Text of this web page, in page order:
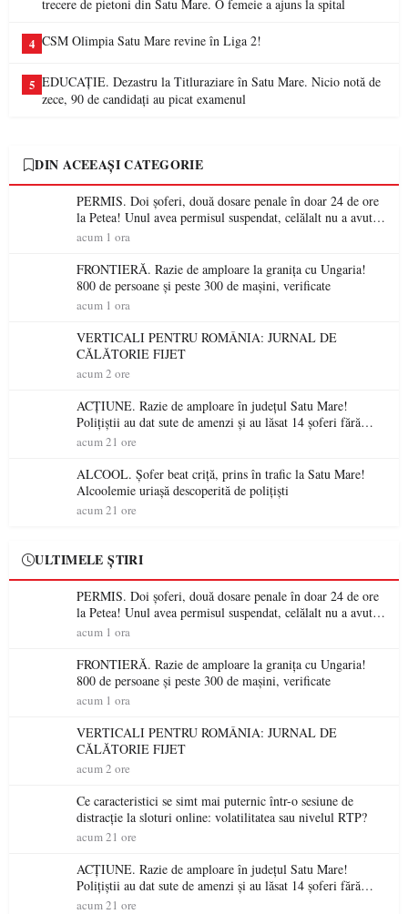
trecere de pietoni din Satu Mare. O femeie a ajuns la spital
4 CSM Olimpia Satu Mare revine în Liga 2!
5 EDUCAȚIE. Dezastru la Titluraziare în Satu Mare. Nicio notă de
zece, 90 de candidați au picat examenul
DIN ACEEAȘI CATEGORIE
PERMIS. Doi șoferi, două dosare penale în doar 24 de ore
la Petea! Unul avea permisul suspendat, celălalt nu a avut
niciodată permis
acum 1 ora
FRONTIERĂ. Razie de amploare la granița cu Ungaria!
800 de persoane și peste 300 de mașini, verificate
acum 1 ora
VERTICALI PENTRU ROMÂNIA: JURNAL DE
CĂLĂTORIE FIJET
acum 2 ore
ACȚIUNE. Razie de amploare în județul Satu Mare!
Polițiștii au dat sute de amenzi și au lăsat 14 șoferi fără
permis într-o singură zi
acum 21 ore
ALCOOL. Șofer beat criță, prins în trafic la Satu Mare!
Alcoolemie uriașă descoperită de polițiști
acum 21 ore
ULTIMELE ȘTIRI
PERMIS. Doi șoferi, două dosare penale în doar 24 de ore
la Petea! Unul avea permisul suspendat, celălalt nu a avut
niciodată permis
acum 1 ora
FRONTIERĂ. Razie de amploare la granița cu Ungaria!
800 de persoane și peste 300 de mașini, verificate
acum 1 ora
VERTICALI PENTRU ROMÂNIA: JURNAL DE
CĂLĂTORIE FIJET
acum 2 ore
Ce caracteristici se simt mai puternic într-o sesiune de
distracție la sloturi online: volatilitatea sau nivelul RTP?
acum 21 ore
ACȚIUNE. Razie de amploare în județul Satu Mare!
Polițiștii au dat sute de amenzi și au lăsat 14 șoferi fără
permis într-o singură zi
acum 21 ore